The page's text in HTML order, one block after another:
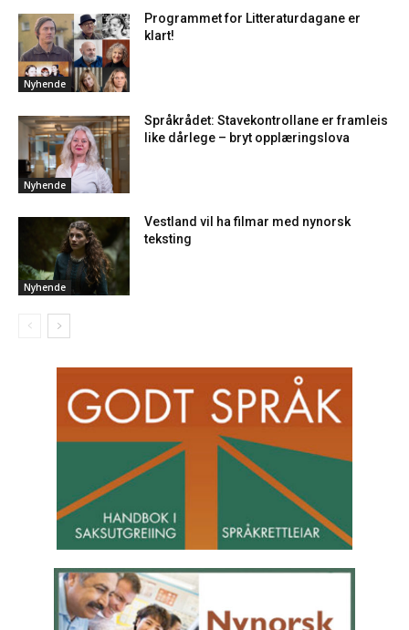
Nyhende
Programmet for Litteraturdagane er
klart!
Nyhende
Språkrådet: Stavekontrollane er framleis
like dårlege – bryt opplæringslova
Nyhende
Vestland vil ha filmar med nynorsk
teksting